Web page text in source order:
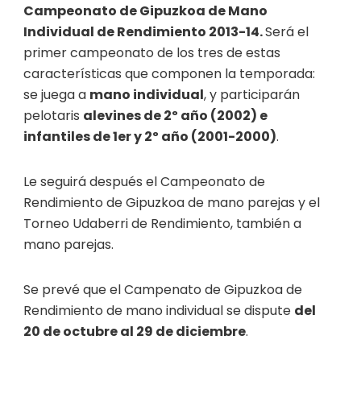
Campeonato deGipuzkoa deMano
Individual deRendimiento 2013-14.Será el
primer campeonato de los tres de estas
características que componen la temporada:
se juega a mano individual, y participarán
pelotaris alevines de 2º año (2002) e
infantiles de 1er y 2º año (2001-2000).
Le seguirá después el Campeonato de
Rendimiento de Gipuzkoa de mano parejas y el
Torneo Udaberri de Rendimiento, también a
mano parejas.
Se prevé que el Campenato de Gipuzkoa de
Rendimiento de mano individual se dispute del
20 de octubre al 29 de diciembre.